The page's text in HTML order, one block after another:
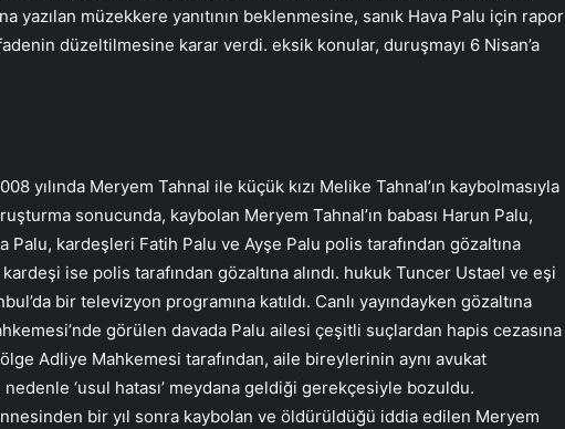
yazılan müzekkere yanıtının beklenmesine, sanık Hava Palu için rapor
düzeltilmesine karar verdi. eksik konular, duruşmayı 6 Nisan’a
yılında Meryem Tahnal ile küçük kızı Melike Tahnal’ın kaybolmasıyla
sonucunda, kaybolan Meryem Tahnal’ın babası Harun Palu,
Palu, kardeşleri Fatih Palu ve Ayşe Palu polis tarafından gözaltına
ise polis tarafından gözaltına alındı. hukuk Tuncer Ustael ve eşi
bir televizyon programına katıldı. Canlı yayındayken gözaltına
görülen davada Palu ailesi çeşitli suçlardan hapis cezasına
Adliye Mahkemesi tarafından, aile bireylerinin aynı avukat
‘usul hatası’ meydana geldiği gerekçesiyle bozuldu.
bir yıl sonra kaybolan ve öldürüldüğü iddia edilen Meryem